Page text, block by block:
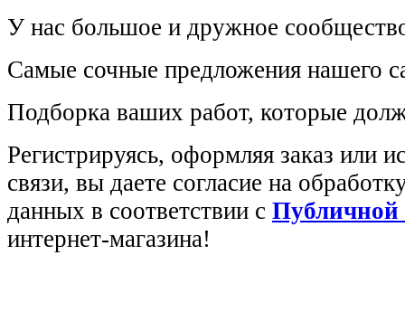
У нас большое и дружное
Самые сочные предложения нашего
Подборка ваших работ, которые
Регистрируясь, оформляя заказ или
связи, вы даете согласие на
данных в соответствии с Публичной
интернет-магазина!